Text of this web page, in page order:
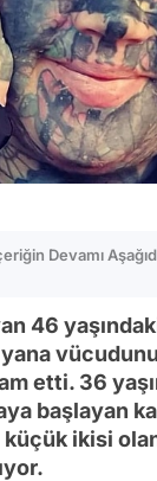
Devamı
46
yana
etti. 36
başlayan
ikisi